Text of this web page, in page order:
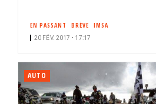
EN PASSANT BRÈVE IMSA
20 FÉV. 2017 • 17:17
AUTO